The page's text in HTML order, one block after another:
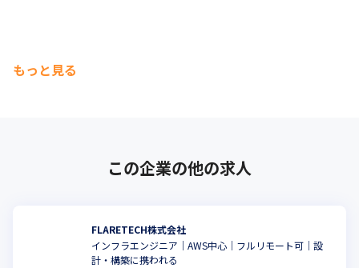
もっと見る
この企業の他の求人
FLARETECH株式会社
インフラエンジニア｜AWS中心｜フルリモート可｜設
計・構築に携われる